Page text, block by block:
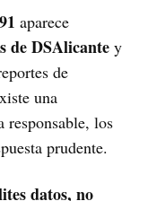
aparece
de DSAlicante y
de
una
responsable, los
prudente.
datos, no